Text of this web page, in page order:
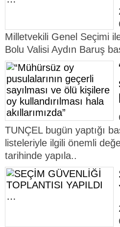
Milletvekili Genel Seçimi
Bolu Valisi Aydın Baruş
TUNÇEL bugün yaptığı
listeleriyle ilgili önemli
tarihinde yapıla..